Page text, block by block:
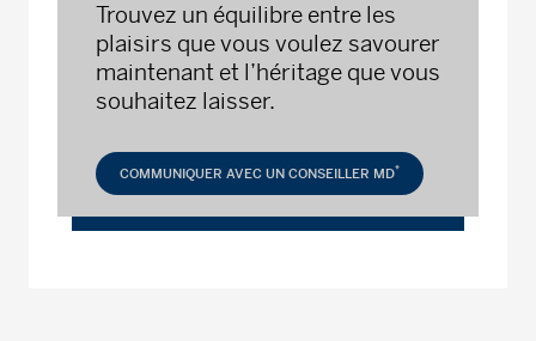
Trouvez un équilibre entre les
plaisirs que vous voulez savourer
maintenant et l’héritage que vous
souhaitez laisser.
COMMUNIQUER AVEC UN CONSEILLER MD*